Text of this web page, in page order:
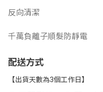
反向清潔
千萬負離子順髮防靜電
配送方式
【出貨天數為3個工作日】